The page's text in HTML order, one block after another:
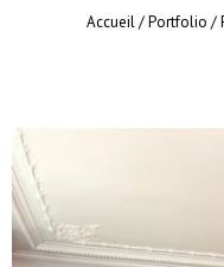
Accueil/Portfolio /